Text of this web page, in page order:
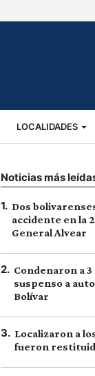
LOCALIDADES
Noticias más
1. Dos
accidente en la
General Alvear
2. Condenaron a
suspenso a
Bolívar
3. Localizaron a
fueron